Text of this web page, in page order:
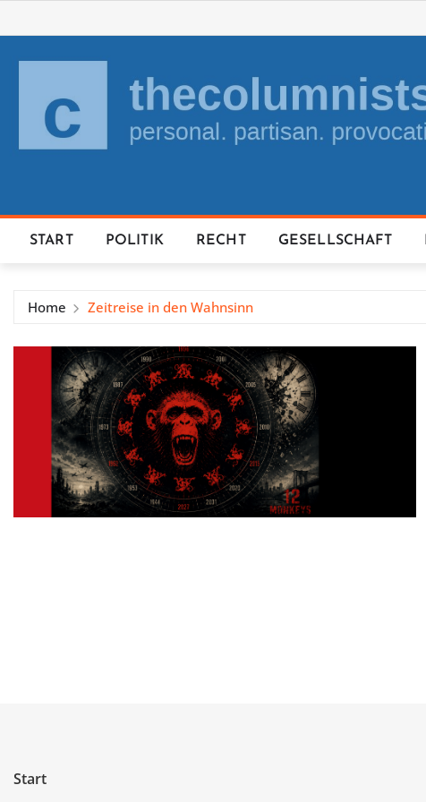
to
content
START POLITIK RECHT GESELLSCHAFT
Home Zeitreise in den Wahnsinn
Start